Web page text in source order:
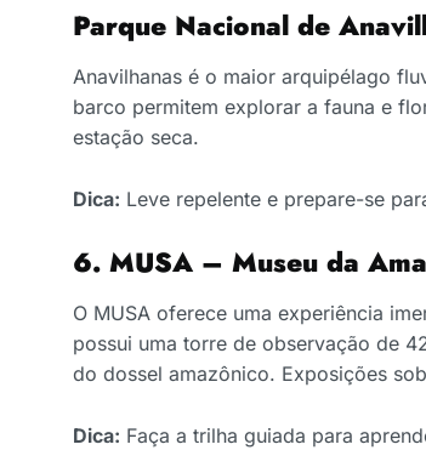
Parque Nacional de
Anavilhanas é o maior arquipélago
barco permitem explorar a fauna e
estação seca.
Dica: Leve repelente e prepare-se
6. MUSA – Museu da
O MUSA oferece uma experiência
possui uma torre de observação de
do dossel amazônico. Exposições
Dica: Faça a trilha guiada para